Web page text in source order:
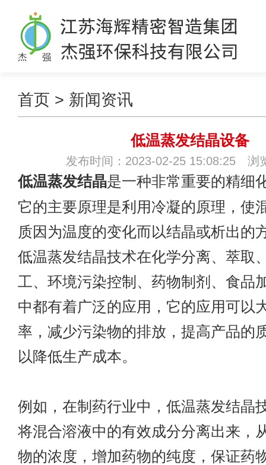
首页 > 新闻资讯
低温蒸发结晶设备
发布时间：2023-02-25 15:08:25 浏
低温蒸发结晶是一种非常重要的精细
它的主要原理是利用冷凝的原理，使
质因为温度的变化而以结晶或析出的
低温蒸发结晶技术在化学分离、萃取
工、环境污染控制、药物制剂、食品
中都有着广泛的应用，它的应用可以
率，减少污染物的排放，提高产品的
以降低生产成本。
例如，在制药行业中，低温蒸发结晶
将混合溶液中的有效成分分离出来，
物的浓度，增加药物的纯度，保证药